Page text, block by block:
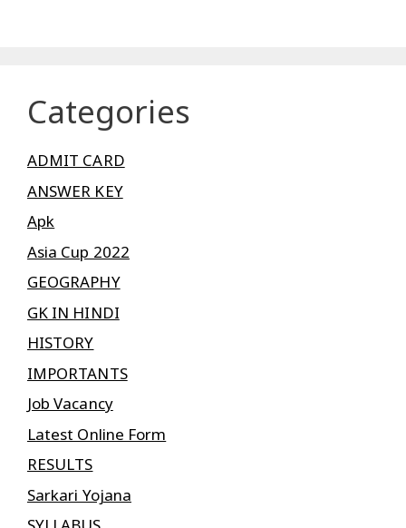
Categories
ADMIT CARD
ANSWER KEY
Apk
Asia Cup 2022
GEOGRAPHY
GK IN HINDI
HISTORY
IMPORTANTS
Job Vacancy
Latest Online Form
RESULTS
Sarkari Yojana